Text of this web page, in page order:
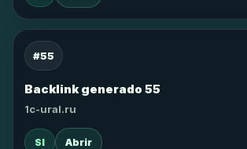
#55
Backlink generado 55
1c-ural.ru
SI Abrir